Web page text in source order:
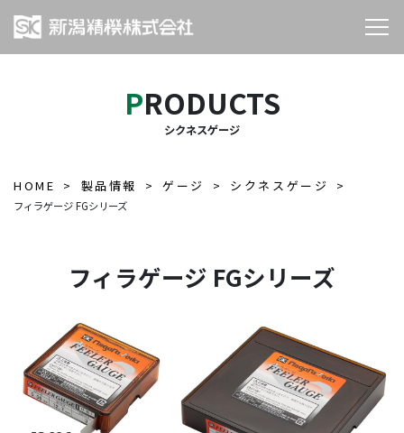
PRODUCTS
シクネスゲージ
HOME 製品情報 ゲージ シクネスゲージ
フィラゲージ FGシリーズ
フィラゲージ FGシリーズ